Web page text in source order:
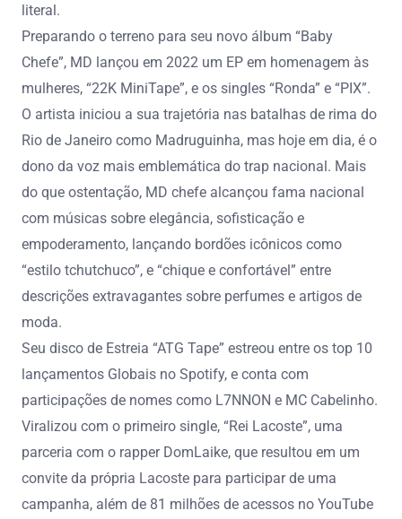
literal.
Preparando o terreno para seu novo álbum “Baby
Chefe”, MD lançou em 2022 um EP em homenagem às
mulheres, “22K MiniTape”, e os singles “Ronda” e “PIX”.
O artista iniciou a sua trajetória nas batalhas de rima do
Rio de Janeiro como Madruguinha, mas hoje em dia, é o
dono da voz mais emblemática do trap nacional. Mais
do que ostentação, MD chefe alcançou fama nacional
com músicas sobre elegância, sofisticação e
empoderamento, lançando bordões icônicos como
“estilo tchutchuco”, e “chique e confortável” entre
descrições extravagantes sobre perfumes e artigos de
moda.
Seu disco de Estreia “ATG Tape” estreou entre os top 10
lançamentos Globais no Spotify, e conta com
participações de nomes como L7NNON e MC Cabelinho.
Viralizou com o primeiro single, “Rei Lacoste”, uma
parceria com o rapper DomLaike, que resultou em um
convite da própria Lacoste para participar de uma
campanha, além de 81 milhões de acessos no YouTube